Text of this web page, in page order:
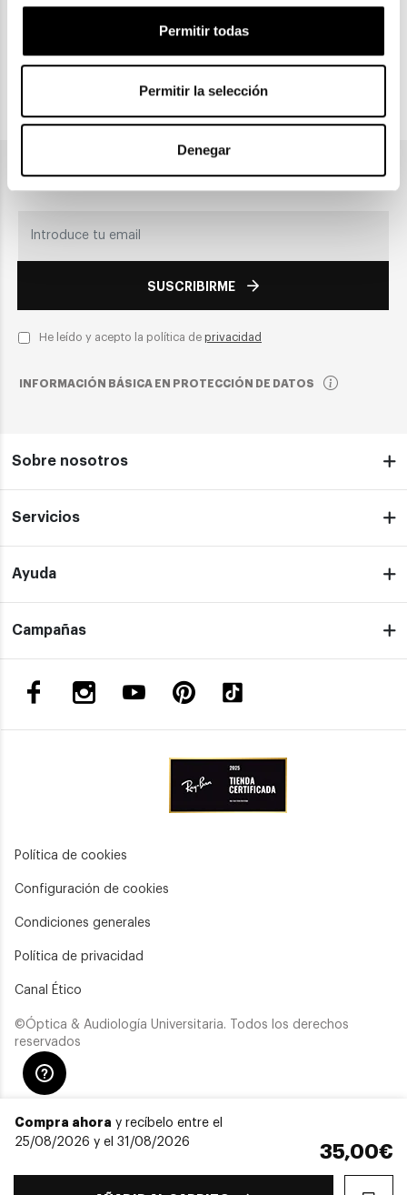
Permitir todas
Permitir la selección
Denegar
Compra ahora y recíbelo entre el
25/08/2026 y el 31/08/2026
35,00€
Únete a nuestra newsletter
SUSCRIBIRME
He leído y acepto la política de privacidad
INFORMACIÓN BÁSICA EN PROTECCIÓN DE DATOS
Sobre nosotros
Servicios
Ayuda
Campañas
Política de cookies
Configuración de cookies
Condiciones generales
Política de privacidad
Canal Ético
©Óptica & Audiología Universitaria. Todos los derechos
reservados